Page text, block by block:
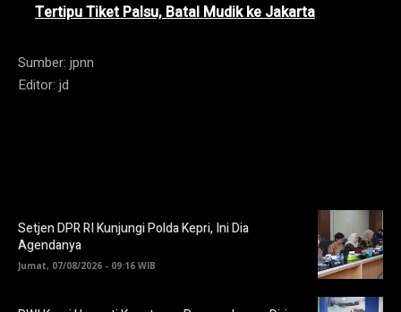
Tertipu Tiket Palsu, Batal Mudik ke Jakarta
Sumber: jpnn
Editor: jd
Setjen DPR RI Kunjungi Polda Kepri, Ini Dia
Agendanya
Jumat, 07/08/2026 - 09:16 WIB